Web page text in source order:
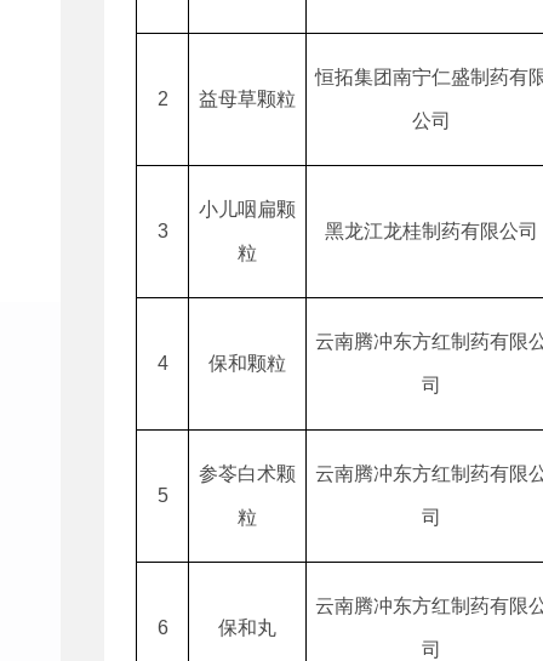
2 益母草颗粒
恒拓集团南宁仁盛制药有
公司
3
小儿咽扁颗
粒
黑龙江龙桂制药有限公司
4 保和颗粒
云南腾冲东方红制药有限
司
5
参苓白术颗
粒
云南腾冲东方红制药有限
司
6 保和丸
云南腾冲东方红制药有限
司